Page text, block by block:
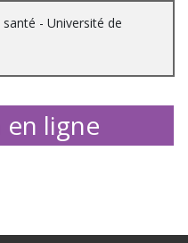
- Université de
ligne